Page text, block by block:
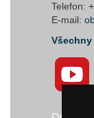
Telefon:
E-mail: